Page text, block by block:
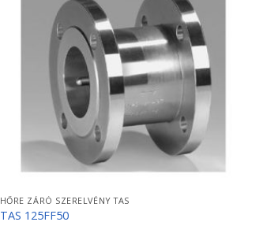
HŐRE ZÁRÓ SZERELVÉNY TAS
TAS 125FF50